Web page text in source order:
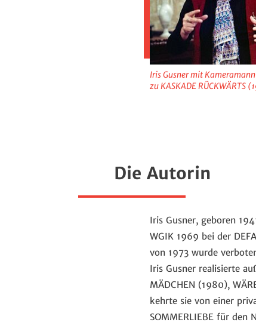
Iris Gusner mit
zu KASKADE RÜCKWÄRTS
Die Autorin
Iris Gusner, geboren
WGIK 1969 bei der
von 1973 wurde
Iris Gusner realisierte
MÄDCHEN (1980),
kehrte sie von einer
SOMMERLIEBE für den